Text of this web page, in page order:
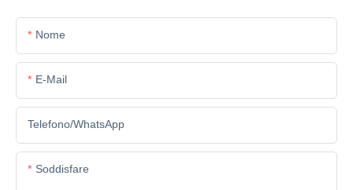
Nome
E-Mail
Telefono/WhatsApp
Soddisfare